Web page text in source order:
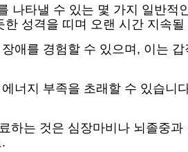
나타낼 수 있는 몇 가지 일반적
성격을 띠며 오랜 시간 지속될
애를 경험할 수 있으며, 이는 갑
너지 부족을 초래할 수 있습니
는 것은 심장마비나 뇌졸중